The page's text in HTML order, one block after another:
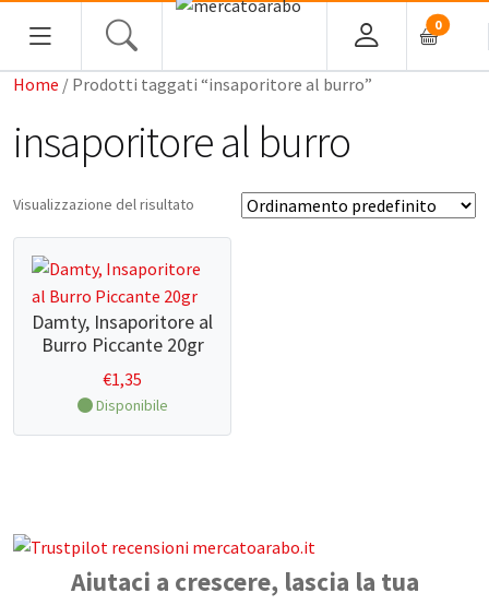
0
HOME
ALIMENTARI
COSMESI
PROFUMI ARABI
SOUK
MACELLERIA
INGROSSO
CONTATTI
Home / Prodotti taggati “insaporitore al burro”
insaporitore al burro
Visualizzazione del risultato
Damty, Insaporitore al
Burro Piccante 20gr
€1,35
Disponibile
Aiutaci a crescere, lascia la tua